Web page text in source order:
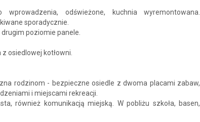
odświeżone, kuchnia wyremontowana.
sporadycznie.
drugim poziomie panele.
osiedlowej kotłowni.
rodzinom - bezpieczne osiedle z dwoma placami zabaw,
i miejscami rekreacji.
również komunikacją miejską. W pobliżu szkoła, basen,